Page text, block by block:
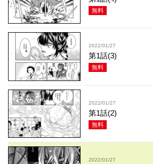
無料
2022/01/27
第1話(3)
無料
2022/01/27
第1話(2)
無料
2022/01/27